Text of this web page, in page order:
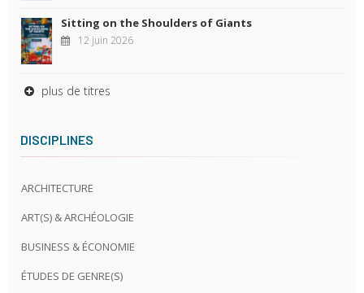
Sitting on the Shoulders of Giants
12 juin 2026
plus de titres
DISCIPLINES
ARCHITECTURE
ART(S) & ARCHÉOLOGIE
BUSINESS & ÉCONOMIE
ÉTUDES DE GENRE(S)